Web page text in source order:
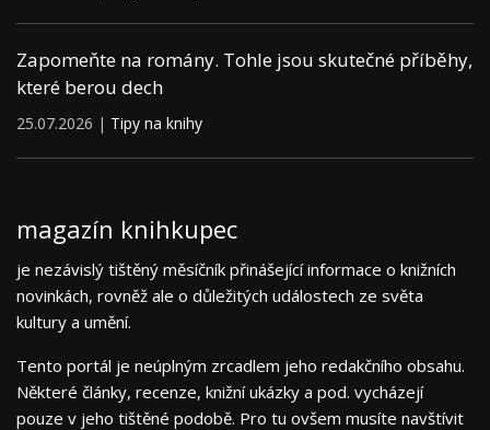
Zapomeňte na romány. Tohle jsou skutečné příběhy,
které berou dech
25.07.2026 | Tipy na knihy
magazín knihkupec
je nezávislý tištěný měsíčník přinášející informace o knižních
novinkách, rovněž ale o důležitých událostech ze světa
kultury a umění.
Tento portál je neúplným zrcadlem jeho redakčního obsahu.
Některé články, recenze, knižní ukázky a pod. vycházejí
pouze v jeho tištěné podobě. Pro tu ovšem musíte navštívit